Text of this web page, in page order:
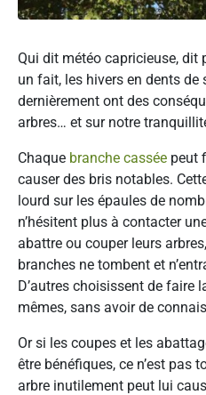
Qui dit météo capricieuse, dit
un fait, les hivers en dents
dernièrement ont des
arbres… et sur notre
Chaque branche cassée peut
causer des bris notables.
lourd sur les épaules de
n’hésitent plus à contacter
abattre ou couper leurs
branches ne tombent et
D’autres choisissent de faire
mêmes, sans avoir de
Or si les coupes et les
être bénéfiques, ce n’est pas
arbre inutilement peut lui